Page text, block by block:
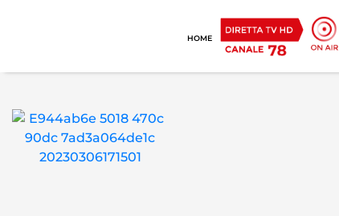
HOME